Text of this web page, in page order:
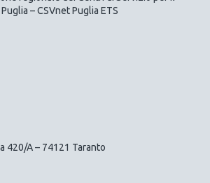
– CSVnet Puglia ETS
420/A – 74121 Taranto